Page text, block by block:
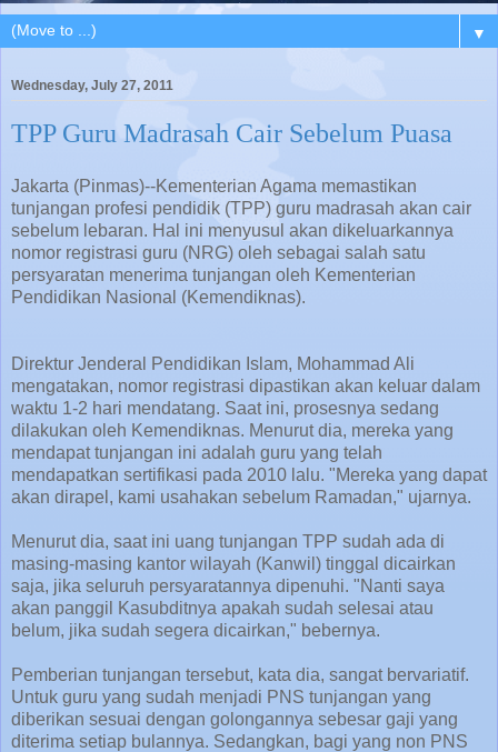
▼
Wednesday, July 27, 2011
TPP Guru Madrasah Cair Sebelum Puasa
Jakarta (Pinmas)--Kementerian Agama memastikan
tunjangan profesi pendidik (TPP) guru madrasah akan cair
sebelum lebaran. Hal ini menyusul akan dikeluarkannya
nomor registrasi guru (NRG) oleh sebagai salah satu
persyaratan menerima tunjangan oleh Kementerian
Pendidikan Nasional (Kemendiknas).
Direktur Jenderal Pendidikan Islam, Mohammad Ali
mengatakan, nomor registrasi dipastikan akan keluar dalam
waktu 1-2 hari mendatang. Saat ini, prosesnya sedang
dilakukan oleh Kemendiknas. Menurut dia, mereka yang
mendapat tunjangan ini adalah guru yang telah
mendapatkan sertifikasi pada 2010 lalu. "Mereka yang dapat
akan dirapel, kami usahakan sebelum Ramadan," ujarnya.
Menurut dia, saat ini uang tunjangan TPP sudah ada di
masing-masing kantor wilayah (Kanwil) tinggal dicairkan
saja, jika seluruh persyaratannya dipenuhi. "Nanti saya
akan panggil Kasubditnya apakah sudah selesai atau
belum, jika sudah segera dicairkan," bebernya.
Pemberian tunjangan tersebut, kata dia, sangat bervariatif.
Untuk guru yang sudah menjadi PNS tunjangan yang
diberikan sesuai dengan golongannya sebesar gaji yang
diterima setiap bulannya. Sedangkan, bagi yang non PNS